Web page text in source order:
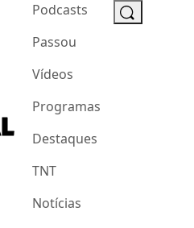
Podcasts
Passou
Vídeos
Programas
Destaques
TNT
Notícias